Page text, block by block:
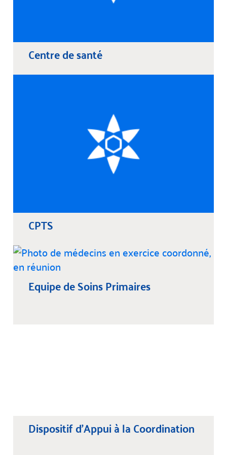
Centre de santé
CPTS
Equipe de Soins Primaires
Dispositif d’Appui à la Coordination